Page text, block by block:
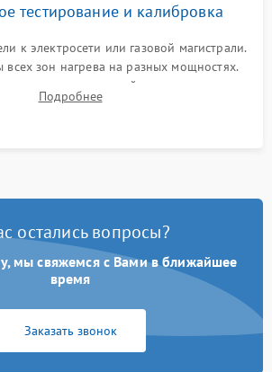
тестирование и калибровка
к электросети или газовой магистрали.
всех зон нагрева на разных мощностях.
управления, таймера, индикаторов
тепла и систем защиты от перегрева.
Подробнее
остались вопросы?
мы свяжемся с Вами в ближайшее
время
Заказать звонок